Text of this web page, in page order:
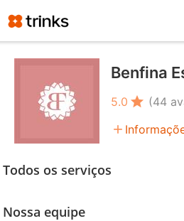
Benfina
5.0 star (44
add
Todos os serviços
Nossa equipe